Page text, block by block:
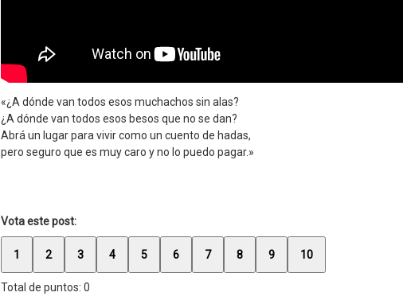
«¿A dónde van todos esos muchachos sin alas?
¿A dónde van todos esos besos que no se dan?
Abrá un lugar para vivir como un cuento de hadas,
pero seguro que es muy caro y no lo puedo pagar.»
Vota este post:
1 2 3 4 5 6 7 8 9 10
Total de puntos: 0